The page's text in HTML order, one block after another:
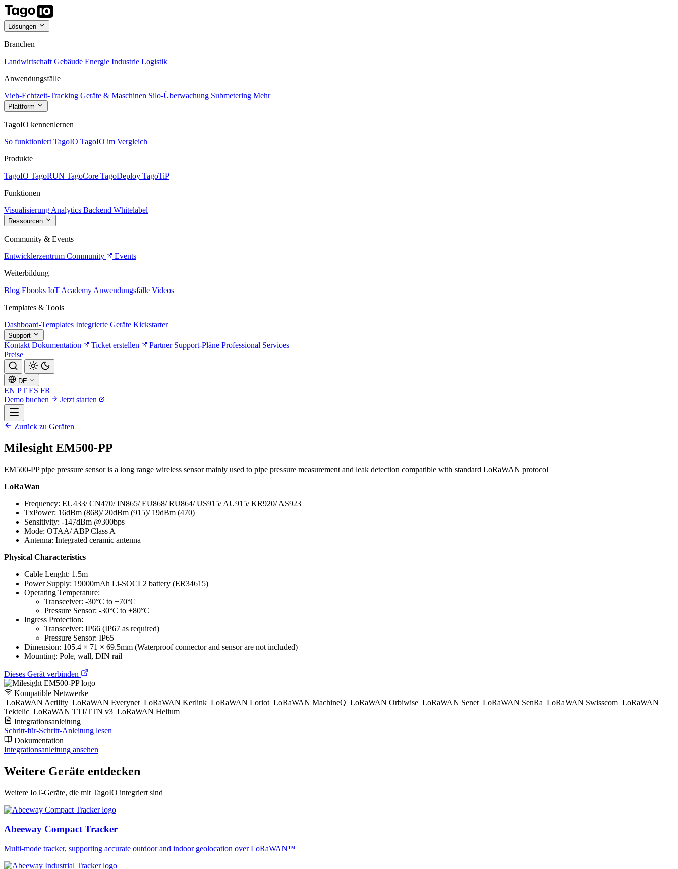
Lösungen
Branchen
Landwirtschaft Gebäude Energie Industrie Logistik
Anwendungsfälle
Vieh-Echtzeit-Tracking Geräte & Maschinen Silo-Überwachung Submetering Mehr
Plattform
TagoIO kennenlernen
So funktioniert TagoIO TagoIO im Vergleich
Produkte
TagoIO TagoRUN TagoCore TagoDeploy TagoTiP
Funktionen
Visualisierung Analytics Backend Whitelabel
Ressourcen
Community & Events
Entwicklerzentrum Community
Events
Weiterbildung
Blog Ebooks IoT Academy Anwendungsfälle Videos
Templates & Tools
Dashboard-Templates Integrierte Geräte Kickstarter
Support
Kontakt Dokumentation Ticket erstellen Partner Support-Pläne Professional Services
Preise
DE
EN PT ES FR
Demo buchen
Jetzt starten
Zurück zu Geräten
Milesight EM500-PP
EM500-PP pipe pressure sensor is a long range wireless sensor mainly used to pipe pressure measurement and leak detection compatible with standard LoRaWAN protocol
LoRaWan
Frequency: EU433/ CN470/ IN865/ EU868/ RU864/ US915/ AU915/ KR920/ AS923
TxPower: 16dBm (868)/ 20dBm (915)/ 19dBm (470)
Sensitivity: -147dBm @300bps
Mode: OTAA/ ABP Class A
Antenna: Integrated ceramic antenna
Physical Characteristics
Cable Lenght: 1.5m
Power Supply: 19000mAh Li-SOCL2 battery (ER34615)
Operating Temperature:
Transceiver: -30°C to +70°C
Pressure Sensor: -30°C to +80°C
Ingress Protection:
Transceiver: IP66 (IP67 as required)
Pressure Sensor: IP65
Dimension: 105.4 × 71 × 69.5mm (Waterproof connector and sensor are not included)
Mounting: Pole, wall, DIN rail
Dieses Gerät verbinden
Kompatible Netzwerke
LoRaWAN Actility LoRaWAN Everynet LoRaWAN Kerlink LoRaWAN Loriot LoRaWAN MachineQ LoRaWAN Orbiwise LoRaWAN Senet LoRaWAN SenRa LoRaWAN Swisscom LoRaWAN
Tektelic LoRaWAN TTI/TTN v3 LoRaWAN Helium
Integrationsanleitung
Schritt-für-Schritt-Anleitung lesen
Dokumentation
Integrationsanleitung ansehen
Weitere Geräte entdecken
Weitere IoT-Geräte, die mit TagoIO integriert sind
Abeeway Compact Tracker
Multi-mode tracker, supporting accurate outdoor and indoor geolocation over LoRaWAN™